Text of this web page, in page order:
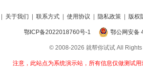
关于我们 联系方式 使用协议 隐私政策 版权
鄂ICP备2022018760号-1 鄂公网安备
© 2008-2026 就帮你试试 All Rights
注意，此站点为系统演示站，所有信息仅做测试